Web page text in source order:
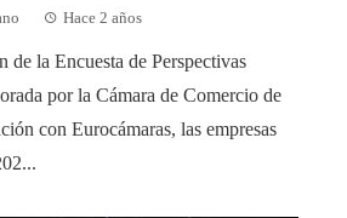
Hace 2 años
de la Encuesta de Perspectivas
por la Cámara de Comercio de
con Eurocámaras, las empresas